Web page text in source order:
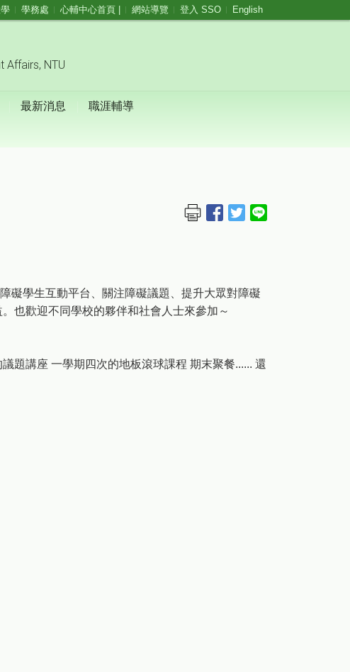
學務處 心輔中心首頁 | 網站導覽 登入 SSO English
Affairs, NTU
最新消息 職涯輔導
礙學生互動平台、關注障礙議題、提升大眾對障礙
也歡迎不同學校的夥伴和社會人士來參加～
題講座 一學期四次的地板滾球課程 期末聚餐...... 還